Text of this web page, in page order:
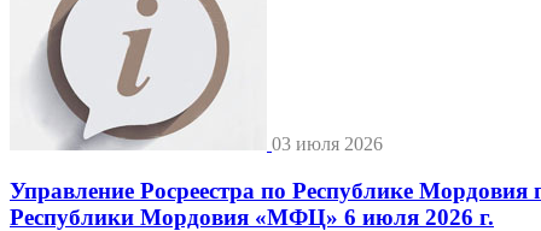
03 июля 2026
Управление Росреестра по Республике
Республики Мордовия «МФЦ» 6 июля 2026 г.